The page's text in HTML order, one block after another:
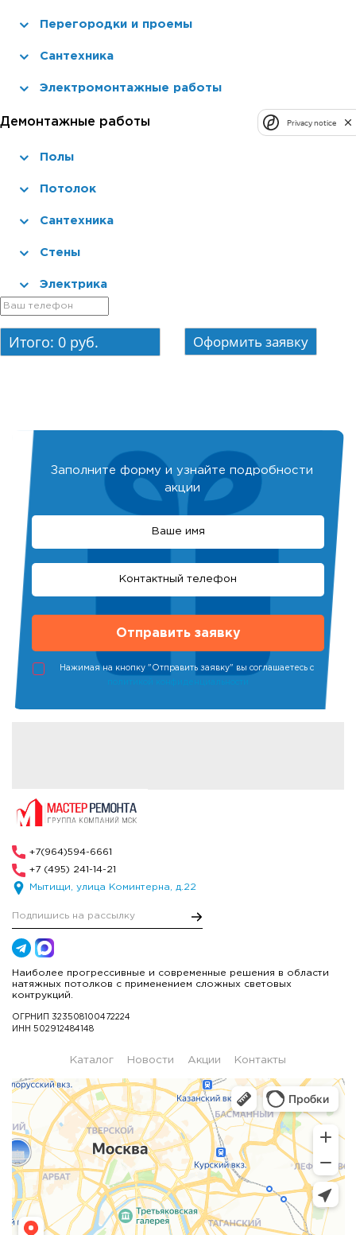
Перегородки и проемы
Сантехника
Электромонтажные работы
Демонтажные работы
Полы
Потолок
Сантехника
Стены
Электрика
Итого: 0руб.
Заполните форму и узнайте подробности
акции
Нажимая на кнопку "Отправить заявку" вы соглашаетесь с
политикой конфиденциальности
+7(964)594-6661
+7 (495) 241-14-21
Мытищи, улица Коминтерна, д.22
Наиболее прогрессивные и современные решения в области
натяжных потолков с применением сложных световых
контрукций.
ОГРНИП 323508100472224
ИНН 502912484148
Каталог Новости Акции Контакты
Privacy notice